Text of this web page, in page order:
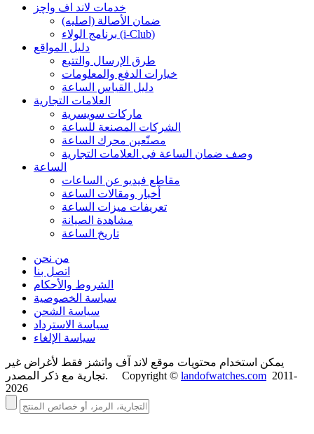
خدمات لاند اف واچز
ضمان الأصالة (اصلیه)
برنامج الولاء (i-Club)
دليل المواقع
طرق الإرسال والتتبع
خيارات الدفع والمعلومات
دليل القياس الساعة
العلامات التجارية
ماركات سويسرية
الشركات المصنعة للساعة
مصنّعين محرك الساعة
وصف ضمان الساعة فی العلامات التجارية
الساعة
مقاطع فيديو عن الساعات
أخبار ومقالات الساعة
تعريفات ميزات الساعة
مشاهدة الصيانة
تاريخ الساعة
من نحن
اتصل بنا
الشروط والأحكام
سياسة الخصوصية
سياسة الشحن
سياسة الاسترداد
سياسة الإلغاء
يمكن استخدام محتويات موقع لاند آف واتشز فقط لأغراض غير
تجارية مع ذكر المصدر. Copyright © landofwatches.com 2011-
2026